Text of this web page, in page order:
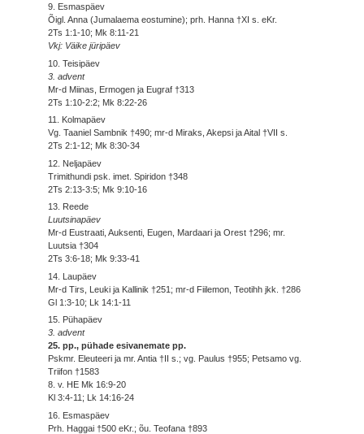
9. Esmaspäev
Õigl. Anna (Jumalaema eostumine); prh. Hanna †XI s. eKr.
2Ts 1:1-10; Mk 8:11-21
Vkj: Väike jüripäev
10. Teisipäev
3. advent
Mr-d Miinas, Ermogen ja Eugraf †313
2Ts 1:10-2:2; Mk 8:22-26
11. Kolmapäev
Vg. Taaniel Sambnik †490; mr-d Miraks, Akepsi ja Aital †VII s.
2Ts 2:1-12; Mk 8:30-34
12. Neljapäev
Trimithundi psk. imet. Spiridon †348
2Ts 2:13-3:5; Mk 9:10-16
13. Reede
Luutsinapäev
Mr-d Eustraati, Auksenti, Eugen, Mardaari ja Orest †296; mr.
Luutsia †304
2Ts 3:6-18; Mk 9:33-41
14. Laupäev
Mr-d Tirs, Leuki ja Kallinik †251; mr-d Fiilemon, Teotihh jkk. †286
Gl 1:3-10; Lk 14:1-11
15. Pühapäev
3. advent
25. pp., pühade esivanemate pp.
Pskmr. Eleuteeri ja mr. Antia †II s.; vg. Paulus †955; Petsamo vg.
Triifon †1583
8. v. HE Mk 16:9-20
Kl 3:4-11; Lk 14:16-24
16. Esmaspäev
Prh. Haggai †500 eKr.; õu. Teofana †893